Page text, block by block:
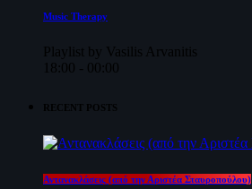
Music Therapy
Playlist by Vasilis Arvanitis
18:00 - 00:00
RECENT POSTS
Αντανακλάσεις (από την Αριστέα Σταυροπούλου)